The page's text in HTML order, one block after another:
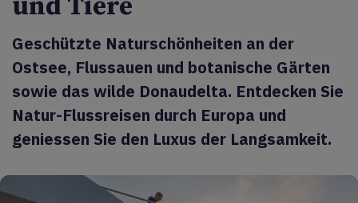
und Tiere
Geschützte Naturschönheiten an der
Ostsee, Flussauen und botanische Gärten
sowie das wilde Donaudelta. Entdecken Sie
Natur-Flussreisen durch Europa und
geniessen Sie den Luxus der Langsamkeit.